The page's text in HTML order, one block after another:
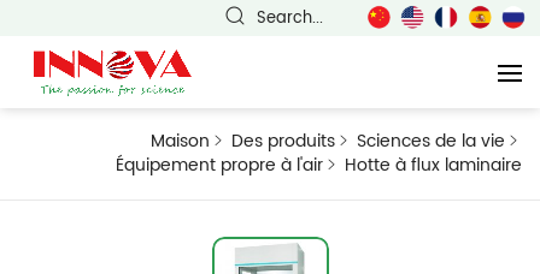
Search...
Maison Des produits
Sciences de la vie
Équipement propre à l'air
Hotte à flux laminaire